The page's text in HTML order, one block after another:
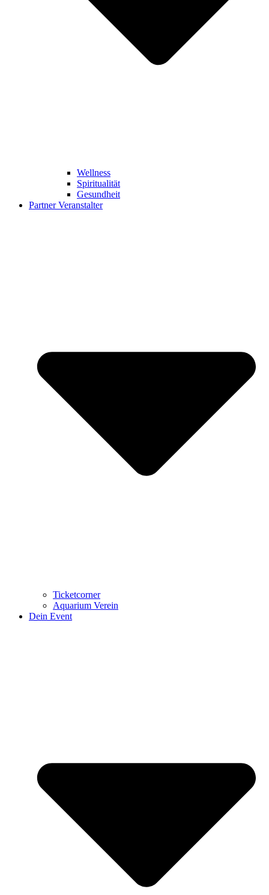
Wellness
Spiritualität
Gesundheit
Partner Veranstalter
Ticketcorner
Aquarium Verein
Dein Event